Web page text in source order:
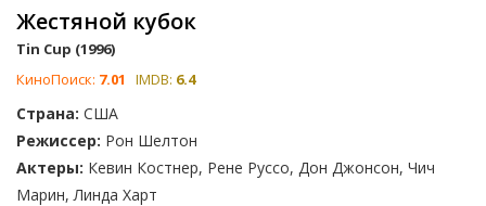
Жестяной кубок
Tin Cup (1996)
КиноПоиск: 7.01 IMDB: 6.4
Страна: США
Режиссер: Рон Шелтон
Актеры: Кевин Костнер, Рене Руссо, Дон Джонсон, Чич
Марин, Линда Харт